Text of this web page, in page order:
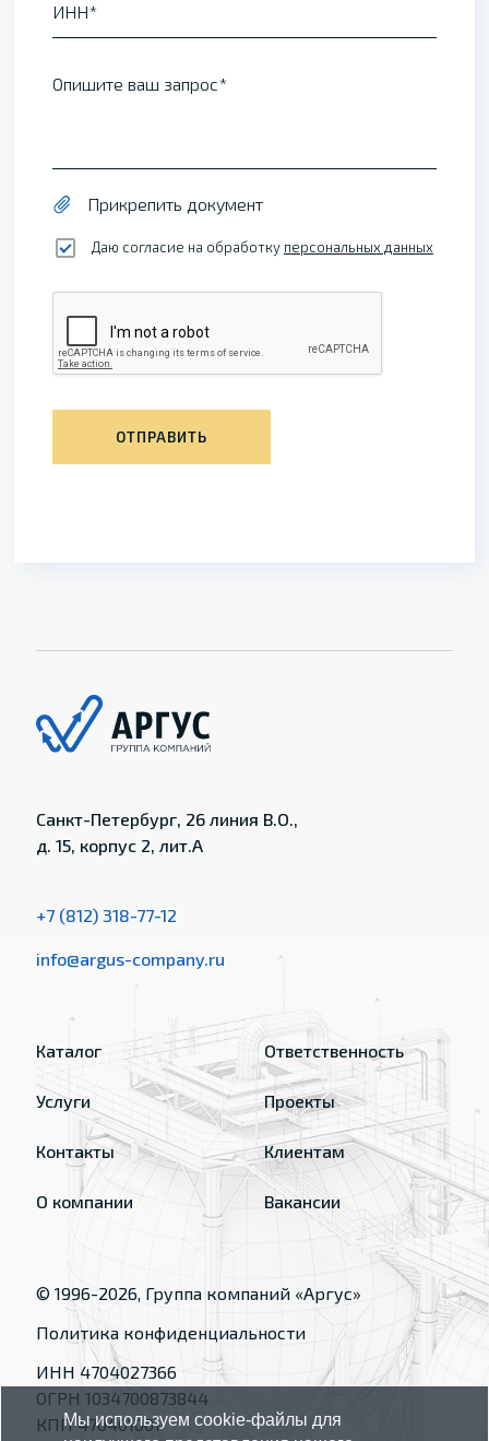
ИНН
Опишите ваш запрос
Прикрепить документ
Даю согласие на обработку персональных данных
ОТПРАВИТЬ
Санкт-Петербург, 26 линия В.О.,
д. 15, корпус 2, лит.А
+7 (812) 318-77-12
info@argus-company.ru
Каталог
Услуги
Контакты
О компании
Ответственность
Проекты
Клиентам
Вакансии
© 1996-2026, Группа компаний «Аргус»
Политика конфиденциальности
ИНН 4704027366
ОГРН 1034700873844
КПП 470401001
Мы используем cookie-файлы для